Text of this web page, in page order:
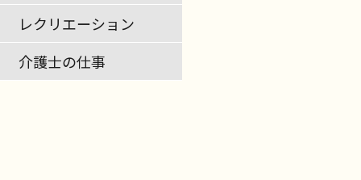
レクリエーション
介護士の仕事